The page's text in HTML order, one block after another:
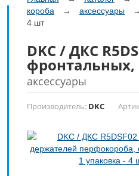
короба
→ аксессуары
4 шт
DKC / ДКС
фронтальных,
аксессуары
Производитель: DKC